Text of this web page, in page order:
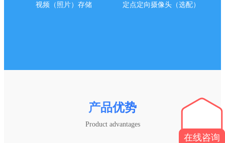
视频（照片）存储 定点定向摄像头（选配）
产品优势
Product advantages
在线咨询